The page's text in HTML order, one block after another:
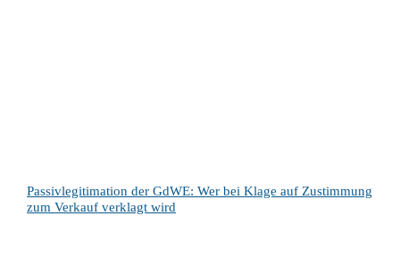
Passivlegitimation der GdWE: Wer bei Klage auf Zustimmung
zum Verkauf verklagt wird